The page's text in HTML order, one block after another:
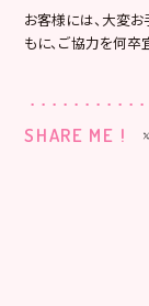
お客様には、大変
もに、ご協力を何卒
SHARE ME !